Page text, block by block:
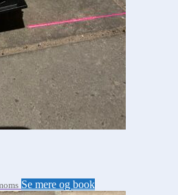
Se mere og bookDette